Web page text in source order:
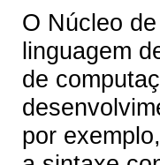
O Núcleo
linguagem
de
por